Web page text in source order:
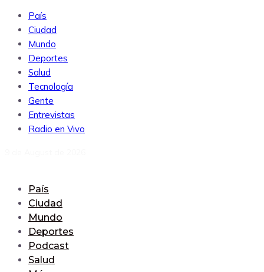
País
Ciudad
Mundo
Deportes
Salud
Tecnología
Gente
Entrevistas
Radio en Vivo
País
Ciudad
Mundo
Deportes
Podcast
Salud